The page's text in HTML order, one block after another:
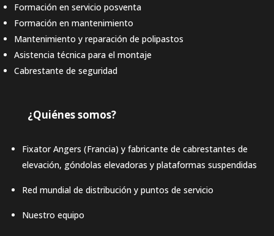
Formación en servicio posventa
Formación en mantenimiento
Mantenimiento y reparación de polipastos
Asistencia técnica para el montaje
Cabrestante de seguridad
¿Quiénes somos?
Fixator Angers (Francia) y fabricante de cabrestantes de
elevación, góndolas elevadoras y plataformas suspendidas
Red mundial de distribución y puntos de servicio
Nuestro equipo